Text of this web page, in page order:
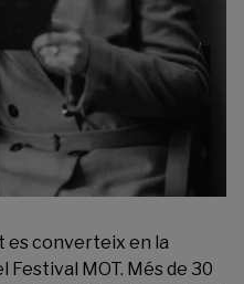
es converteix en la
Festival MOT. Més de 30